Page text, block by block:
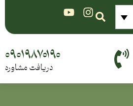
۰۹۰۱۹۸۷۰۱۹۰
دریافت مشاوره